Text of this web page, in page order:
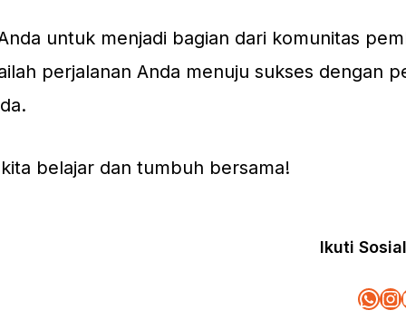
untuk menjadi bagian dari komunitas
perjalanan Anda menuju sukses dengan
belajar dan tumbuh bersama!
Ikuti